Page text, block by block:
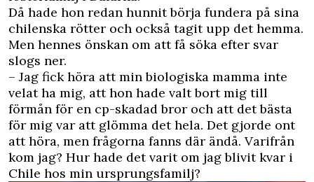
Då hade hon redan hunnit börja fundera på sina
chilenska rötter och också tagit upp det hemma.
Men hennes önskan om att få söka efter svar
slogs ner.
– Jag fick höra att min biologiska mamma inte
velat ha mig, att hon hade valt bort mig till
förmån för en cp-skadad bror och att det bästa
för mig var att glömma det hela. Det gjorde ont
att höra, men frågorna fanns där ändå. Varifrån
kom jag? Hur hade det varit om jag blivit kvar i
Chile hos min ursprungsfamilj?